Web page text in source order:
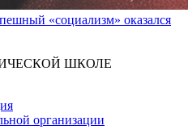
«социализм» оказался
ШКОЛЕ
организации